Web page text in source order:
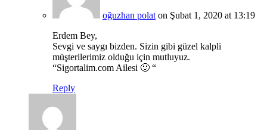
oğuzhan polat on Şubat 1, 2020 at 13:19
Erdem Bey,
Sevgi ve saygı bizden. Sizin gibi güzel kalpli
müşterilerimiz olduğu için mutluyuz.
“Sigortalim.com Ailesi 🙂 “
Reply